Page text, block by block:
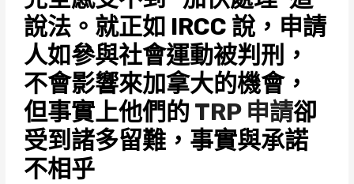
說法。就正如 IRCC 說，申請
人如參與社會運動被判刑，
不會影響來加拿大的機會，
但事實上他們的TRP 申請卻
受到諸多留難，事實與承諾
不相乎